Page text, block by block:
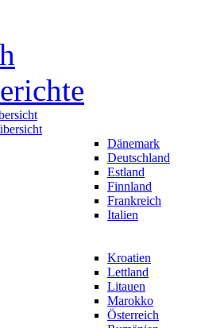
Dänemark
Deutschland
Estland
Finnland
Frankreich
Italien
Kroatien
Lettland
Litauen
Marokko
Österreich